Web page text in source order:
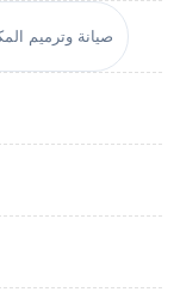
صيانة وترميم